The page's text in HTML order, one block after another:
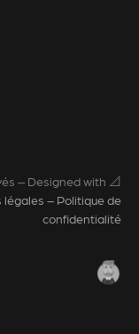
– Designed with 📐
légales – Politique de
confidentialité